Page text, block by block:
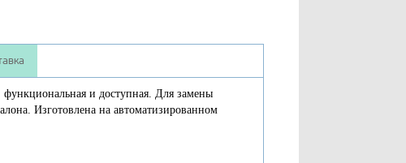
и доступная. Для замены
Изготовлена на автоматизированном